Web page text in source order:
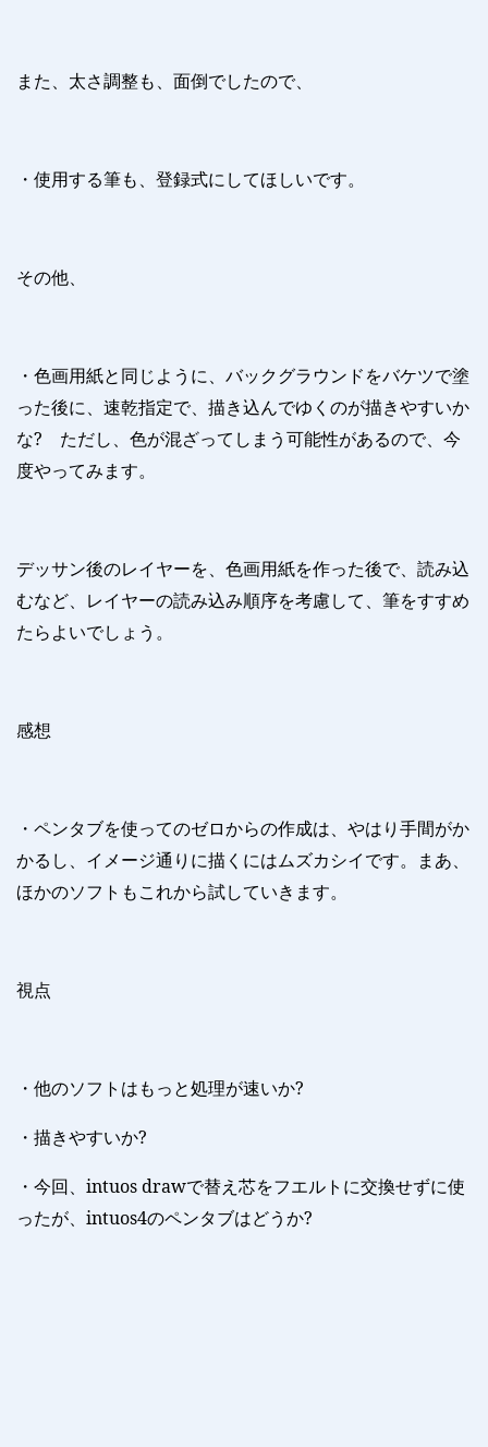
また、太さ調整も、面倒でしたので、
・使用する筆も、登録式にしてほしいです。
その他、
・色画用紙と同じように、バックグラウンドをバケツで塗
った後に、速乾指定で、描き込んでゆくのが描きやすいか
な? ただし、色が混ざってしまう可能性があるので、今
度やってみます。
デッサン後のレイヤーを、色画用紙を作った後で、読み込
むなど、レイヤーの読み込み順序を考慮して、筆をすすめ
たらよいでしょう。
感想
・ペンタブを使ってのゼロからの作成は、やはり手間がか
かるし、イメージ通りに描くにはムズカシイです。まあ、
ほかのソフトもこれから試していきます。
視点
・他のソフトはもっと処理が速いか?
・描きやすいか?
・今回、 intuos drawで替え芯をフエルトに交換せずに使
ったが、 intuos4のペンタブはどうか?